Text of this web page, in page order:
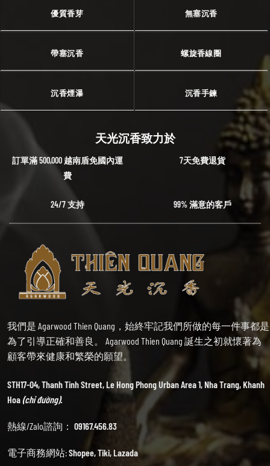
優質香芽 無塞沉香
帶塞沉香 螺旋香線圈
沉香煙瀑 沉香手鍊
天光沉香致力於
訂單滿 500,000 越南盾免國內運
費
7天免費退貨
24/7 支持 99% 滿意的客戶
我們是 Agarwood Thien Quang，始終牢記我們所做的每一件事都是
為了引導正確和善良。 Agarwood Thien Quang 誕生之初就懷著為
顧客帶來健康和繁榮的願望。
STH17-04, Thanh Tinh Street, Le Hong Phong Urban Area 1, Nha Trang, Khanh
Hoa(chỉ đường).
熱線/Zalo諮詢： 09167.456.83
電子商務網站:Shopee,Tiki,Lazada